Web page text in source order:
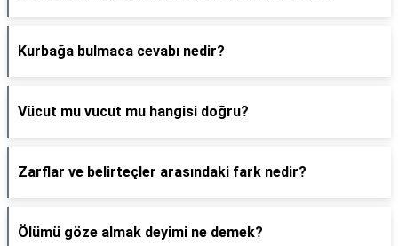
Kurbağa bulmaca cevabı nedir?
Vücut mu vucut mu hangisi doğru?
Zarflar ve belirteçler arasındaki fark nedir?
Ölümü göze almak deyimi ne demek?